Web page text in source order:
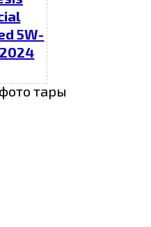
5W-
тары